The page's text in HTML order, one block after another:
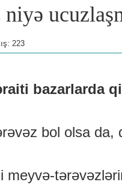
niyə
223
bazarlarda
bol olsa da,
meyvə-